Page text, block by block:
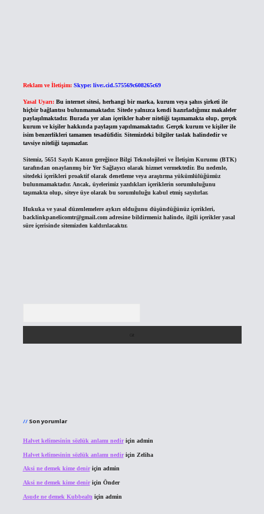
Reklam ve İletişim: Skype: live:.cid.575569c608265c69
Yasal Uyarı: Bu internet sitesi, herhangi bir marka, kurum veya şahıs şirketi ile
hiçbir bağlantısı bulunmamaktadır. Sitede yalnızca kendi hazırladığımız makaleler
paylaşılmaktadır. Burada yer alan içerikler haber niteliği taşımamakta olup, gerçek
kurum ve kişiler hakkında paylaşım yapılmamaktadır. Gerçek kurum ve kişiler ile
isim benzerlikleri tamamen tesadüfidir. Sitemizdeki bilgiler taslak halindedir ve
tavsiye niteliği taşımazlar.
Sitemiz, 5651 Sayılı Kanun gereğince Bilgi Teknolojileri ve İletişim Kurumu (BTK)
tarafından onaylanmış bir Yer Sağlayıcı olarak hizmet vermektedir. Bu nedenle,
sitedeki içerikleri proaktif olarak denetleme veya araştırma yükümlülüğümüz
bulunmamaktadır. Ancak, üyelerimiz yazdıkları içeriklerin sorumluluğunu
taşımakta olup, siteye üye olarak bu sorumluluğu kabul etmiş sayılırlar.
Hukuka ve yasal düzenlemelere aykırı olduğunu düşündüğünüz içerikleri,
backlinkpanelicomtr@gmail.comadresine bildirmeniz halinde, ilgili içerikler yasal
süre içerisinde sitemizden kaldırılacaktır.
Son yorumlar
Halvet kelimesinin sözlük anlamı nediriçin admin
Halvet kelimesinin sözlük anlamı nediriçin Zeliha
Aksi ne demek kime deniriçin admin
Aksi ne demek kime deniriçin Önder
Asude ne demek Kubbealtı için admin